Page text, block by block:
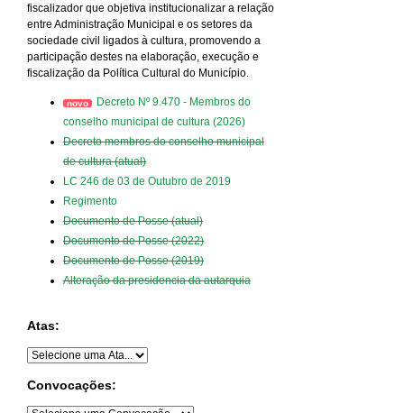
fiscalizador que objetiva institucionalizar a relação
entre Administração Municipal e os setores da
sociedade civil ligados à cultura, promovendo a
participação destes na elaboração, execução e
fiscalização da Política Cultural do Município.
Decreto Nº 9.470 - Membros do
conselho municipal de cultura (2026)
Decreto membros do conselho municipal
de cultura (atual)
LC 246 de 03 de Outubro de 2019
Regimento
Documento de Posse (atual)
Documento de Posse (2022)
Documento de Posse (2019)
Alteração da presidencia da autarquia
Atas:
Convocações: